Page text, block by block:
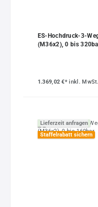
ES-Hochdruck-3-
(M36x2), 0 bis
1.369,02 €*inkl. MwSt.
Lieferzeit anfragen
Staffelrabatt sichern